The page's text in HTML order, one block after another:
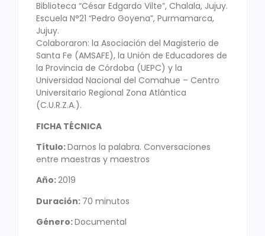
Biblioteca “César Edgardo Vilte”, Chalala, Jujuy.
Escuela N°21 “Pedro Goyena”, Purmamarca,
Jujuy.
Colaboraron: la Asociación del Magisterio de
Santa Fe (AMSAFE), la Unión de Educadores de
la Provincia de Córdoba (UEPC) y la
Universidad Nacional del Comahue – Centro
Universitario Regional Zona Atlántica
(C.U.R.Z.A.).
FICHA TÉCNICA
Título:Darnos la palabra. Conversaciones
entre maestras y maestros
Año:2019
Duración: 70 minutos
Género:Documental